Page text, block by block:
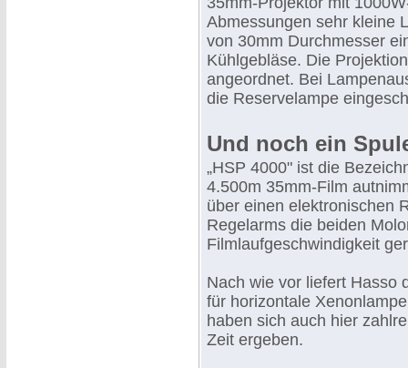
Abmessungen sehr kleine
von 30mm Durchmesser
Kühlgebläse. Die
angeordnet. Bei
die Reservelampe
Und noch ein
„HSP 4000" ist die
4.500m 35mm-Film
über einen elektronischen
Regelarms die beiden
Filmlaufgeschwindigkeit
Nach wie vor liefert Hasso
für horizontale
haben sich auch hier
Zeit ergeben.